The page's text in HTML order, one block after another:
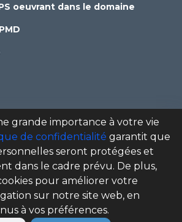
oeuvrant dans le domaine
santé mentale, dépendance
de Santé Québec Centre-Sud-de-
grande importance à votre vie
de confidentialité garantit que
seront protégées et
dans le cadre prévu. De plus,
pour améliorer votre
sur notre site web, en
à vos préférences.